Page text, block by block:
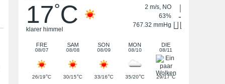
17°C
klarer himmel
2 m/s, NO
63%
767.32 mmHg
FRE
08/07
SAM
08/08
SON
08/09
MON
08/10
DIE
08/11
26/19°C 30/15°C 33/16°C 35/20°C 29/17°C